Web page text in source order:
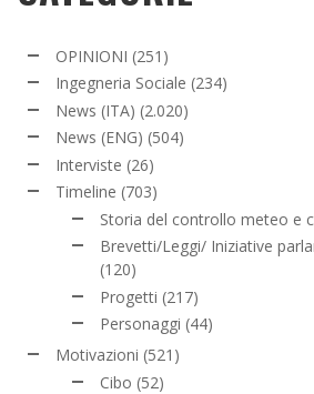
OPINIONI (251)
Ingegneria Sociale (234)
News (ITA) (2.020)
News (ENG) (504)
Interviste (26)
Timeline (703)
Storia del controllo meteo e
Brevetti/Leggi/ Iniziative
(120)
Progetti (217)
Personaggi (44)
Motivazioni (521)
Cibo (52)